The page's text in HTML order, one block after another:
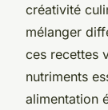
créativité
mélanger
ces recettes
nutriments
alimentation